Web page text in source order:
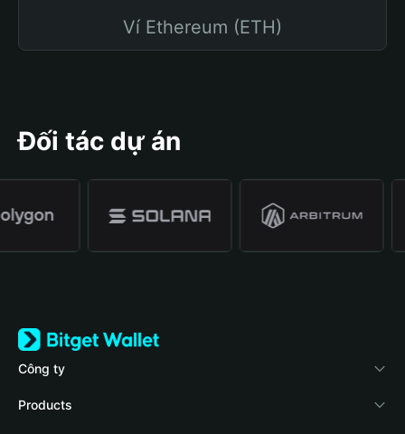
Ví Ethereum (ETH)
Đối tác dự án
Công ty
Về Bitget Wallet
Products